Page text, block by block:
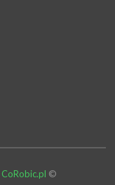
CoRobic.pl ©